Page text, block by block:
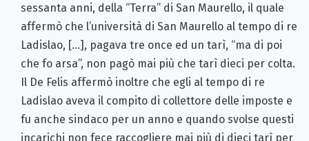
sessanta anni, della “Terra” di San Maurello, il quale
affermò che l’università di San Maurello al tempo di re
Ladislao, […], pagava tre once ed un tarì, “ma di poi
che fo arsa”, non pagò mai più che tarì dieci per colta.
Il De Felis affermò inoltre che egli al tempo di re
Ladislao aveva il compito di collettore delle imposte e
fu anche sindaco per un anno e quando svolse questi
incarichi non fece raccogliere mai più di dieci tarì per